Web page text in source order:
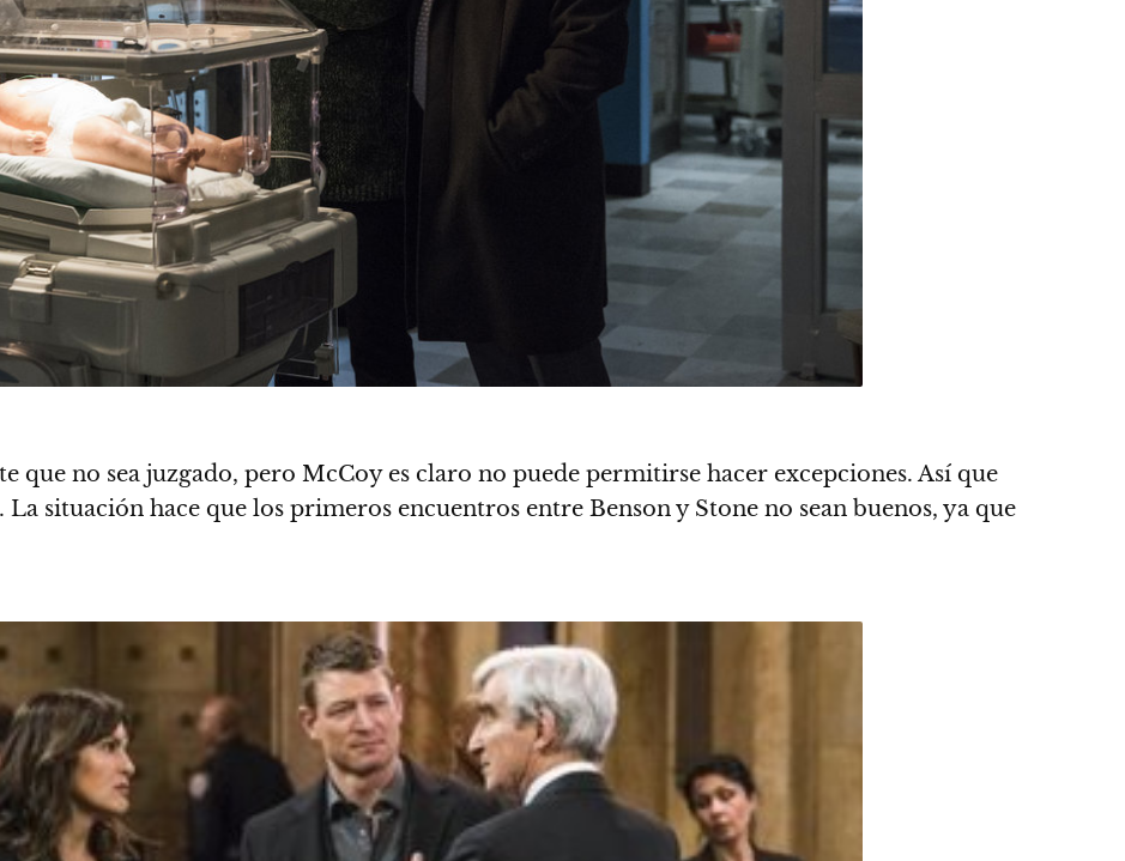
que no sea juzgado, pero McCoy es claro no puede permitirse hacer excepciones. Así que
situación hace que los primeros encuentros entre Benson y Stone no sean buenos, ya que